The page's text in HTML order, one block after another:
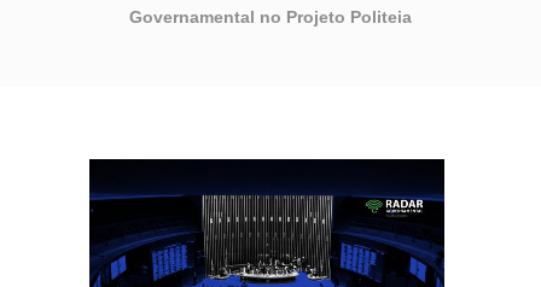
Governamental no Projeto Politeia